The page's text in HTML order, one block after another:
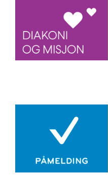
Artikkelsnarveger